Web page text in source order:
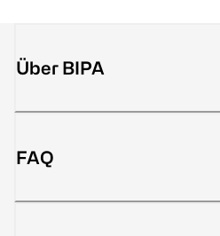
Über BIPA
FAQ